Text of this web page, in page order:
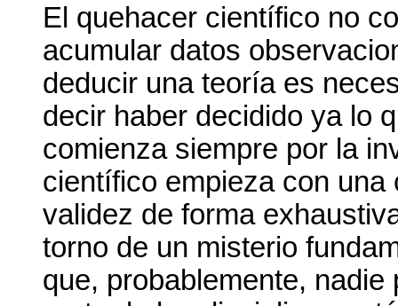
El quehacer científico no
acumular datos
deducir una teoría es
decir haber decidido ya lo
comienza siempre por la
científico empieza con
validez de forma
torno de un misterio
que, probablemente,